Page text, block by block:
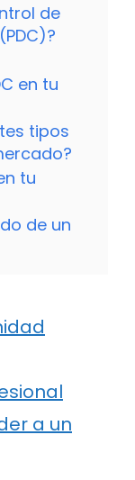
de
en tu
tipos
tu
de un
a un